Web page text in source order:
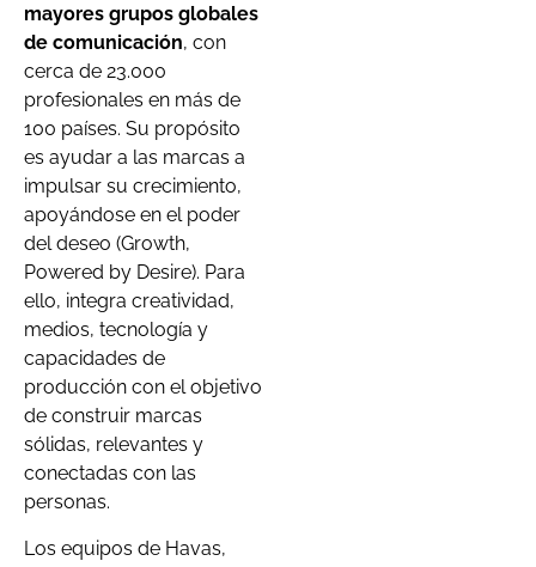
mayores grupos globales
de comunicación, con
cerca de 23.000
profesionales en más de
100 países. Su propósito
es ayudar a las marcas a
impulsar su crecimiento,
apoyándose en el poder
del deseo (Growth,
Powered by Desire). Para
ello, integra creatividad,
medios, tecnología y
capacidades de
producción con el objetivo
de construir marcas
sólidas, relevantes y
conectadas con las
personas.
Los equipos de Havas,